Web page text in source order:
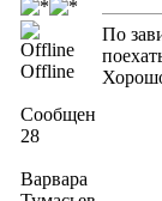
Offline
Сообщений:
28
Варвара
По